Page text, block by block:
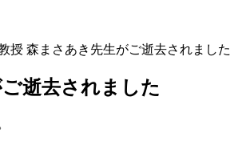
森まさあき先生がご逝去されました
逝去されました